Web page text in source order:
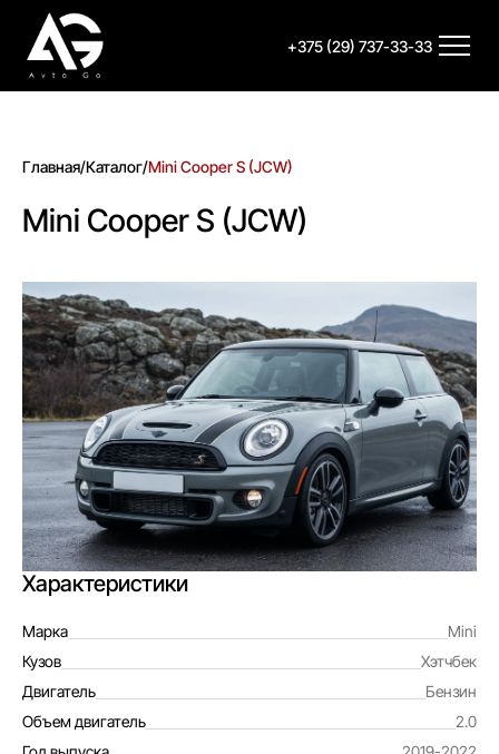
+375 (29) 737-33-33
Главная/Каталог/Mini Cooper S (JCW)
Mini Cooper S (JCW)
Характеристики
Марка
Mini
Кузов
Хэтчбек
Двигатель
Бензин
Объем двигатель
2.0